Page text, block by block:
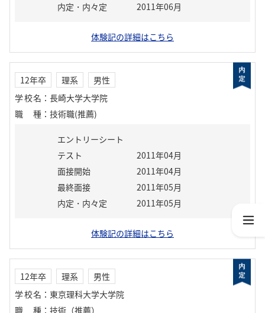
内定・内々定
2011年06月
体験記の詳細はこちら
12年卒 理系
男性
学校名 ： 長崎大学大学院
職種 ： 技術職(推薦)
エントリーシート
テスト
2011年04月
面接開始
2011年04月
最終面接
2011年05月
内定・内々定
2011年05月
体験記の詳細はこちら
12年卒 理系
男性
学校名 ： 東京理科大学大学院
職種 ： 技術（推薦）